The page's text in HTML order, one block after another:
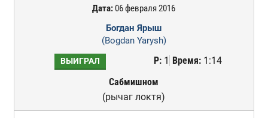
Дата:06 февраля 2016
Богдан Ярыш
(Bogdan Yarysh)
ВЫИГРАЛ Р:1 Время:1:14
Сабмишном
(рычаг локтя)